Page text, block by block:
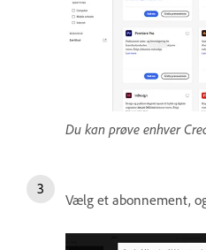
Du kan prøve enhver
Vælg et abonnement,